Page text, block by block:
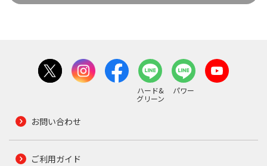
ハード&
グリーン
パワー
お問い合わせ
ご利用ガイド